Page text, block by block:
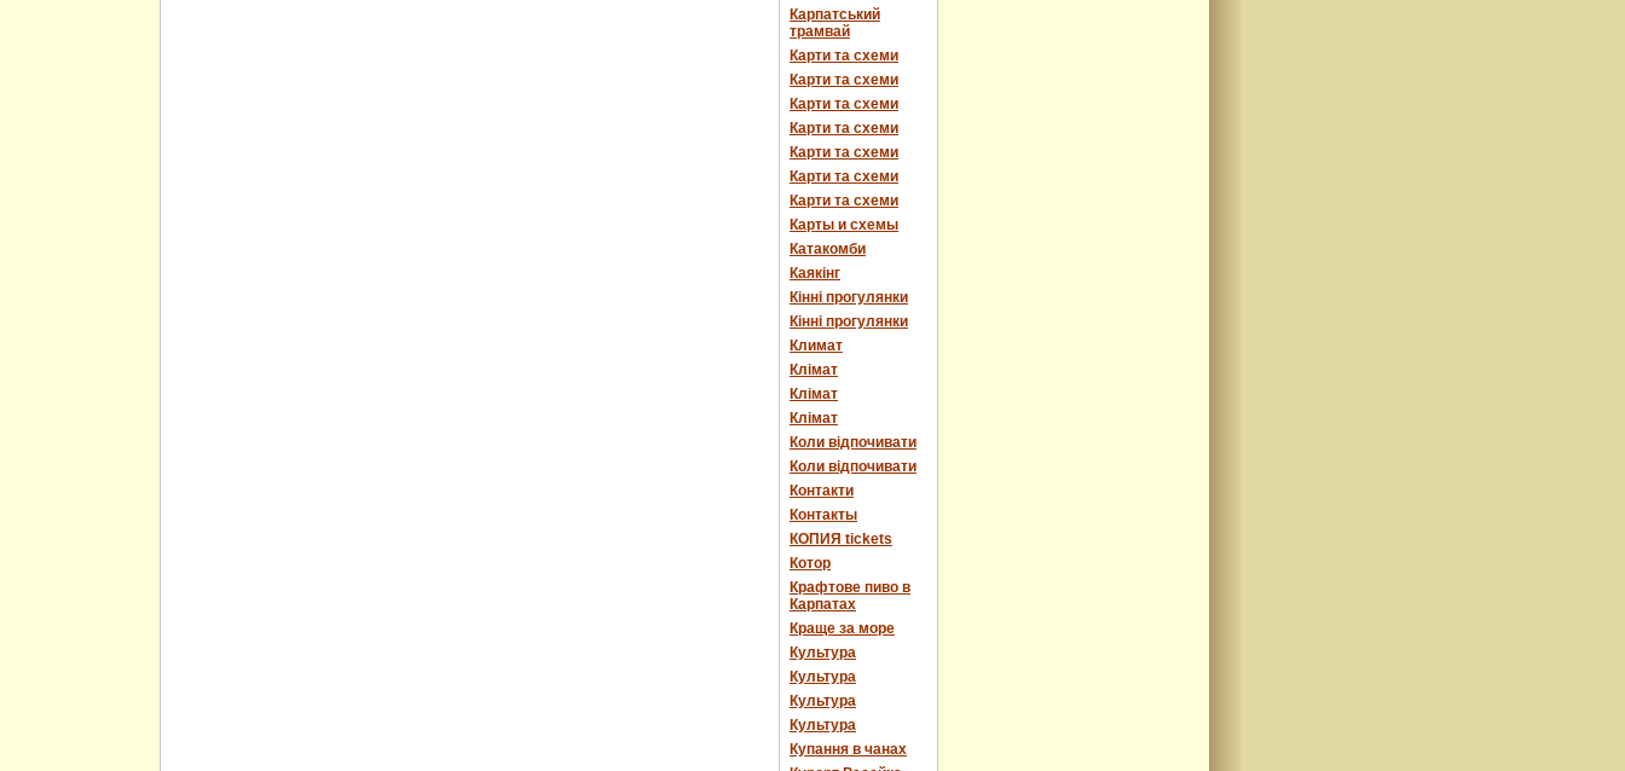
Карпатський
трамвай
Карти та схеми
Карти та схеми
Карти та схеми
Карти та схеми
Карти та схеми
Карти та схеми
Карти та схеми
Карты и схемы
Катакомби
Каякінг
Кінні прогулянки
Кінні прогулянки
Климат
Клімат
Клімат
Клімат
Коли відпочивати
Коли відпочивати
Контакти
Контакты
КОПИЯ tickets
Котор
Крафтове пиво в
Карпатах
Краще за море
Культура
Культура
Культура
Культура
Купання в чанах